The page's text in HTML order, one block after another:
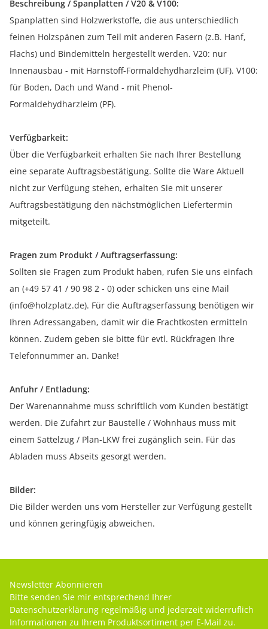
Beschreibung / Spanplatten / V20 & V100:
Spanplatten sind Holzwerkstoffe, die aus unterschiedlich
feinen Holzspänen zum Teil mit anderen Fasern (z.B. Hanf,
Flachs) und Bindemitteln hergestellt werden. V20: nur
Innenausbau - mit Harnstoff-Formaldehydharzleim (UF). V100:
für Boden, Dach und Wand - mit Phenol-
Formaldehydharzleim (PF).
Verfügbarkeit:
Über die Verfügbarkeit erhalten Sie nach Ihrer Bestellung
eine separate Auftragsbestätigung. Sollte die Ware Aktuell
nicht zur Verfügung stehen, erhalten Sie mit unserer
Auftragsbestätigung den nächstmöglichen Liefertermin
mitgeteilt.
Fragen zum Produkt / Auftragserfassung:
Sollten sie Fragen zum Produkt haben, rufen Sie uns einfach
an (+49 57 41 / 90 98 2 - 0) oder schicken uns eine Mail
(info@holzplatz.de). Für die Auftragserfassung benötigen wir
Ihren Adressangaben, damit wir die Frachtkosten ermitteln
können. Zudem geben sie bitte für evtl. Rückfragen Ihre
Telefonnummer an. Danke!
Anfuhr / Entladung:
Der Warenannahme muss schriftlich vom Kunden bestätigt
werden. Die Zufahrt zur Baustelle / Wohnhaus muss mit
einem Sattelzug / Plan-LKW frei zugänglich sein. Für das
Abladen muss Abseits gesorgt werden.
Bilder:
Die Bilder werden uns vom Hersteller zur Verfügung gestellt
und können geringfügig abweichen.
Newsletter Abonnieren
Bitte senden Sie mir entsprechend Ihrer
Datenschutzerklärung regelmäßig und jederzeit widerruflich
Informationen zu Ihrem Produktsortiment per E-Mail zu.